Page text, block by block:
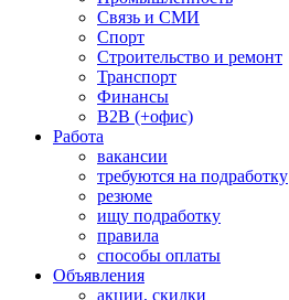
Связь и СМИ
Спорт
Строительство и ремонт
Транспорт
Финансы
B2B (+офис)
Работа
вакансии
требуются на подработку
резюме
ищу подработку
правила
способы оплаты
Объявления
акции, скидки